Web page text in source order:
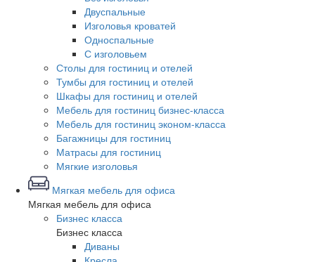
Двуспальные
Изголовья кроватей
Односпальные
С изголовьем
Столы для гостиниц и отелей
Тумбы для гостиниц и отелей
Шкафы для гостиниц и отелей
Мебель для гостиниц бизнес-класса
Мебель для гостиниц эконом-класса
Багажницы для гостиниц
Матрасы для гостиниц
Мягкие изголовья
Мягкая мебель для офиса
Мягкая мебель для офиса
Бизнес класса
Бизнес класса
Диваны